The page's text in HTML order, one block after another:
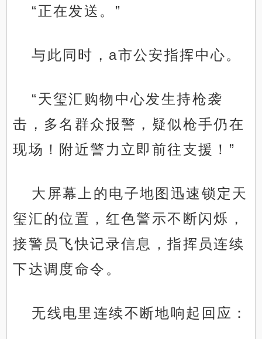
“正在发送。”
与此同时，a市公安指挥中心。
“天玺汇购物中心发生持枪袭
击，多名群众报警，疑似枪手仍在
现场！附近警力立即前往支援！”
大屏幕上的电子地图迅速锁定天
玺汇的位置，红色警示不断闪烁，
接警员飞快记录信息，指挥员连续
下达调度命令。
无线电里连续不断地响起回应：